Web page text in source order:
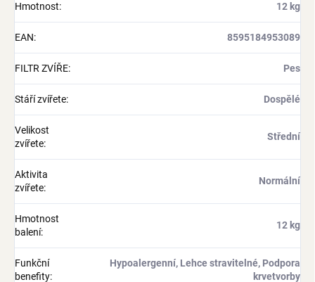
Hmotnost: 12 kg
EAN: 8595184953089
FILTR ZVÍŘE: Pes
Stáří zvířete: Dospělé
Velikost
zvířete:
Střední
Aktivita
zvířete:
Normální
Hmotnost
balení:
12 kg
Funkční
benefity:
Hypoalergenní, Lehce stravitelné, Podpora
krvetvorby